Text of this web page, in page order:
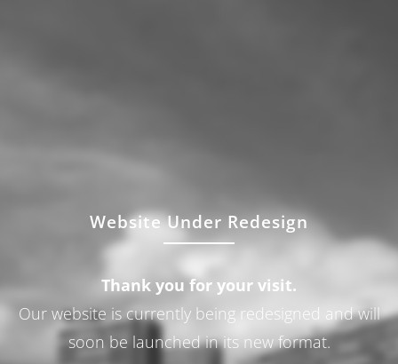
Website Under Redesign
Thank you for your visit.
Our website is currently being redesigned and will
soon be launched in its new format.